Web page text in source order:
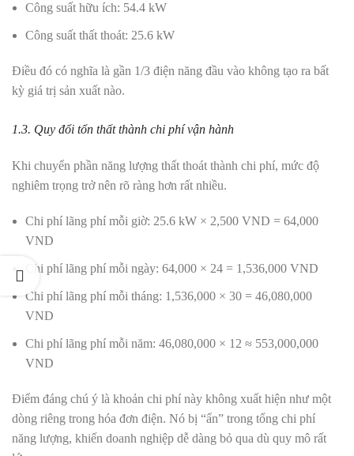
Công suất hữu ích: 54.4 kW
Công suất thất thoát: 25.6 kW
Điều đó có nghĩa là gần 1/3 điện năng đầu vào không tạo ra bất
kỳ giá trị sản xuất nào.
1.3. Quy đổi tổn thất thành chi phí vận hành
Khi chuyển phần năng lượng thất thoát thành chi phí, mức độ
nghiêm trọng trở nên rõ ràng hơn rất nhiều.
Chi phí lãng phí mỗi giờ: 25.6 kW × 2,500 VND = 64,000
VND
Chi phí lãng phí mỗi ngày: 64,000 × 24 = 1,536,000 VND
Chi phí lãng phí mỗi tháng: 1,536,000 × 30 = 46,080,000
VND
Chi phí lãng phí mỗi năm: 46,080,000 × 12 ≈ 553,000,000
VND
Điểm đáng chú ý là khoản chi phí này không xuất hiện như một
dòng riêng trong hóa đơn điện. Nó bị “ẩn” trong tổng chi phí
năng lượng, khiến doanh nghiệp dễ dàng bỏ qua dù quy mô rất